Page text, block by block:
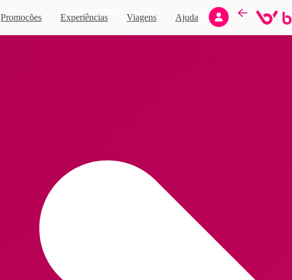
Promoções Experiências Viagens Ajuda